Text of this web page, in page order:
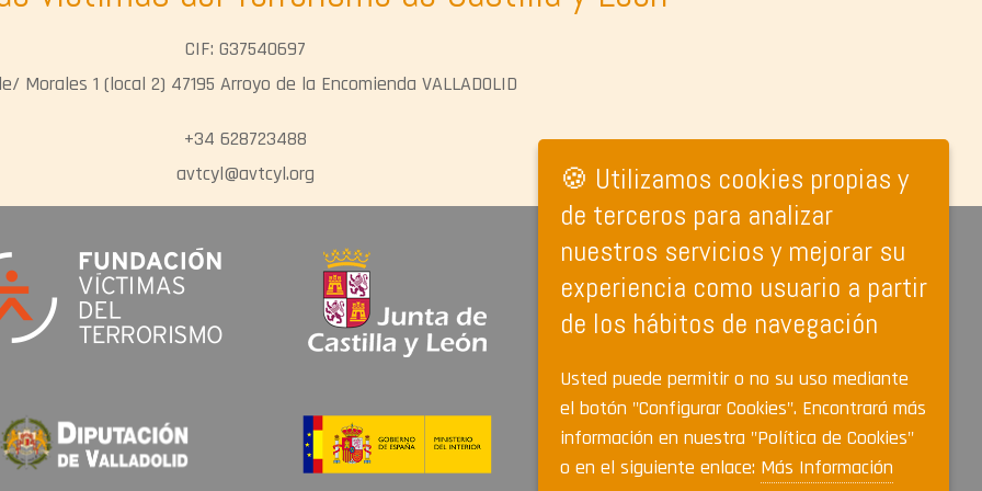
CIF: G37540697
Morales 1 (local 2) 47195 Arroyo de la Encomienda VALLADOLID
+34 628723488
avtcyl@avtcyl.org
🍪 Utilizamos cookies propias y
de terceros para analizar
nuestros servicios y mejorar su
experiencia como usuario a partir
de los hábitos de navegación
Usted puede permitir o no su uso mediante
el botón "Configurar Cookies". Encontrará más
información en nuestra "Política de Cookies"
o en el siguiente enlace: Más Información